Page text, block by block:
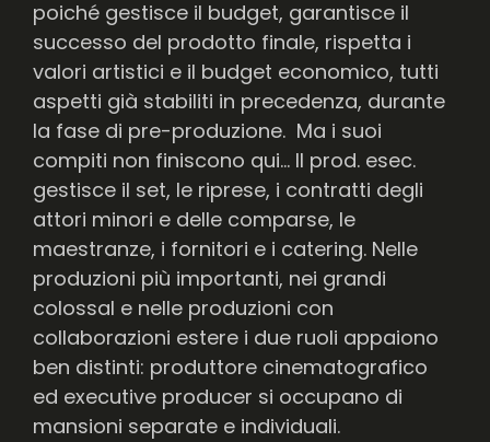
poiché gestisce il budget, garantisce il
successo del prodotto finale, rispetta i
valori artistici e il budget economico, tutti
aspetti già stabiliti in precedenza, durante
la fase di pre-produzione. Ma i suoi
compiti non finiscono qui… Il prod. esec.
gestisce il set, le riprese, i contratti degli
attori minori e delle comparse, le
maestranze, i fornitori e i catering. Nelle
produzioni più importanti, nei grandi
colossal e nelle produzioni con
collaborazioni estere i due ruoli appaiono
ben distinti: produttore cinematografico
ed executive producer si occupano di
mansioni separate e individuali.